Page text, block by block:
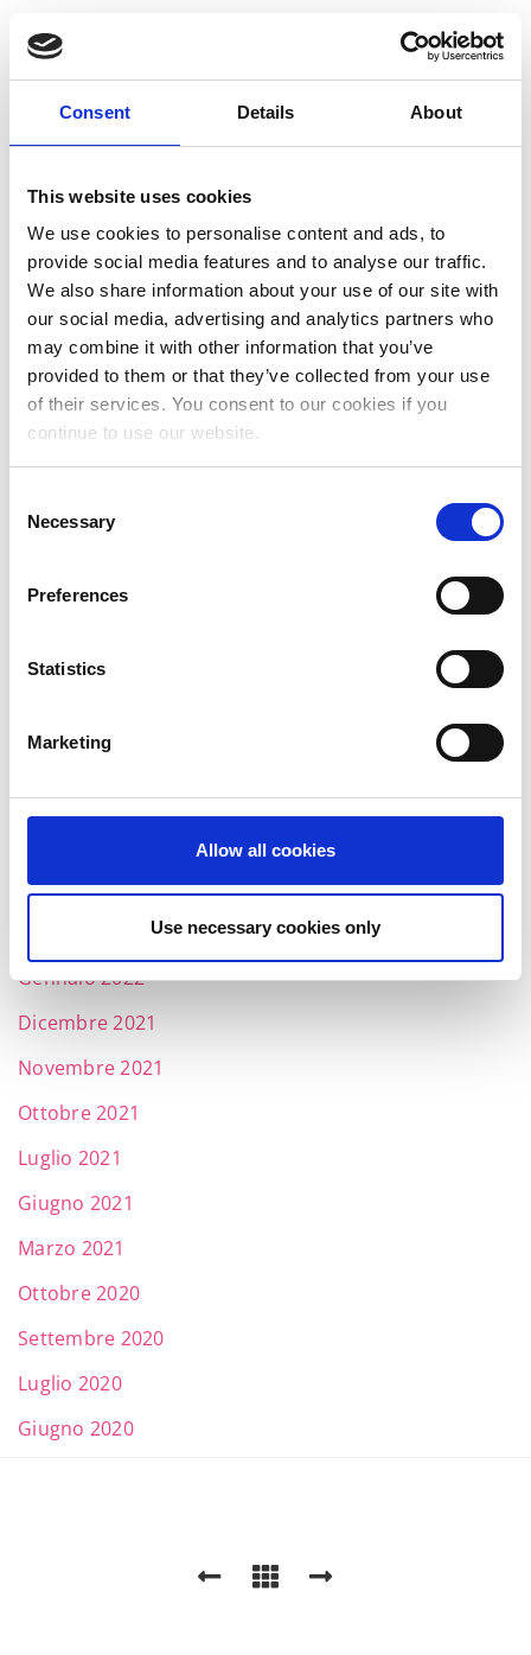
Consent Details About
This website uses cookies
We use cookies to personalise content and ads, to
provide social media features and to analyse our traffic.
We also share information about your use of our site with
our social media, advertising and analytics partners who
may combine it with other information that you’ve
provided to them or that they’ve collected from your use
of their services. You consent to our cookies if you
continue to use our website.
Selection
Necessary
Preferences
Statistics
Marketing
Allow all cookies
Use necessary cookies only
Febbraio 2024
Gennaio 2024
Dicembre 2023
Ottobre 2023
Settembre 2023
Maggio 2023
Aprile 2023
Marzo 2023
Febbraio 2023
Dicembre 2022
Settembre 2022
Giugno 2022
Maggio 2022
Marzo 2022
Gennaio 2022
Dicembre 2021
Novembre 2021
Ottobre 2021
Luglio 2021
Giugno 2021
Marzo 2021
Ottobre 2020
Settembre 2020
Luglio 2020
Giugno 2020